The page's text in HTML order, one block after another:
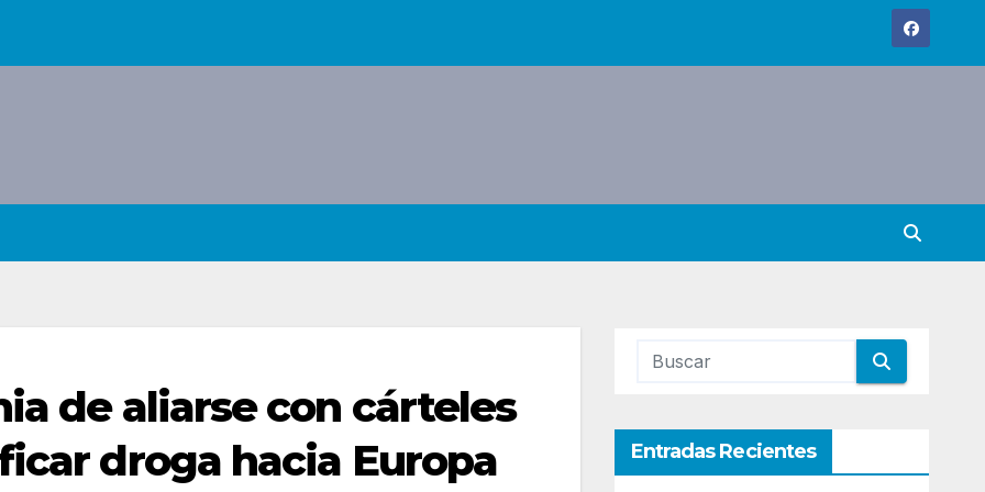
de aliarse con cárteles
droga hacia Europa
Entradas Recientes